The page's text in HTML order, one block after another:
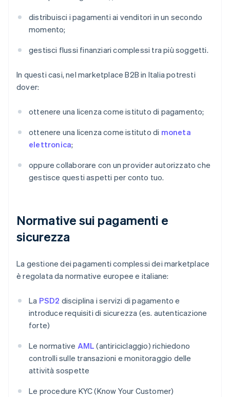
distribuisci i pagamenti ai venditori in un secondo
momento;
gestisci flussi finanziari complessi tra più soggetti.
In questi casi, nel marketplace B2B in Italia potresti
dover:
ottenere una licenza come istituto di pagamento;
ottenere una licenza come istituto di moneta
elettronica;
oppure collaborare con un provider autorizzato che
gestisce questi aspetti per conto tuo.
Normative sui pagamenti e
sicurezza
La gestione dei pagamenti complessi dei marketplace
è regolata da normative europee e italiane:
La PSD2 disciplina i servizi di pagamento e
introduce requisiti di sicurezza (es. autenticazione
forte)
Le normative AML (antiriciclaggio) richiedono
controlli sulle transazioni e monitoraggio delle
attività sospette
Le procedure KYC (Know Your Customer)